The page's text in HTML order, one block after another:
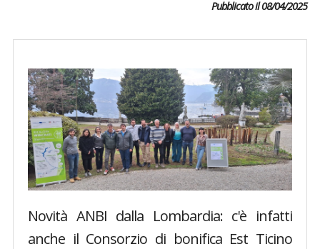
Pubblicato il 08/04/2025
Novità ANBI dalla Lombardia: c'è infatti
anche il Consorzio di bonifica Est Ticino